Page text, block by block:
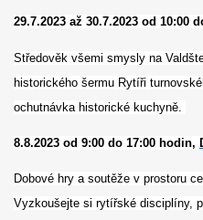
29.7.2023 až 30.7.2023 od 10:00
Středověk všemi smysly na
historického šermu Rytíři
ochutnávka historické kuchyně.
8.8.2023 od 9:00 do 17:00 hodin,
Dobové hry a soutěže v prostoru
Vyzkoušejte si rytířské disciplíny,